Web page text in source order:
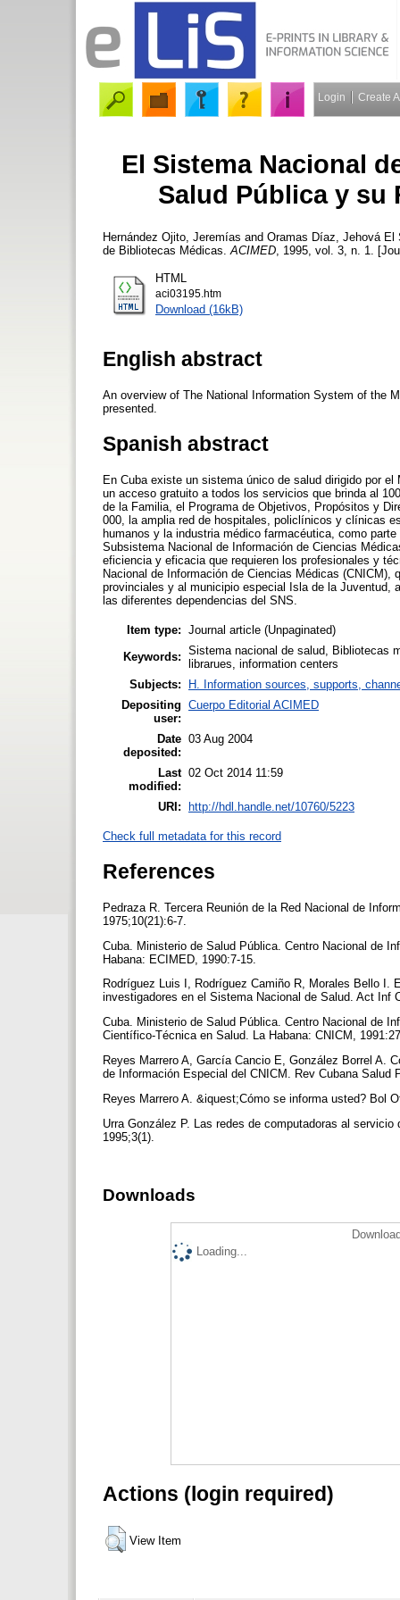
Login Create
El Sistema Nacional
Salud Pública y su
Hernández Ojito, Jeremías and Oramas Díaz, Jehová El
de Bibliotecas Médicas. ACIMED , 1995, vol. 3, n. 1.
HTML
aci03195.htm
Download (16kB)
English abstract
An overview of The National Information System of the
presented.
Spanish abstract
En Cuba existe un sistema único de salud dirigido por
un acceso gratuito a todos los servicios que brinda al
de la Familia, el Programa de Objetivos, Propósitos y
000, la amplia red de hospitales, policlínicos y clínicas
humanos y la industria médico farmacéutica, como
Subsistema Nacional de Información de Ciencias
eficiencia y eficacia que requieren los profesionales y
Nacional de Información de Ciencias Médicas
provinciales y al municipio especial Isla de la Juventud,
las diferentes dependencias del SNS.
Item type: Journal article (Unpaginated)
Keywords: Sistema nacional de salud, Bibliotecas
librarues, information centers
Subjects:
H. Information sources, supports,
Depositing
user:
Cuerpo Editorial ACIMED
Date
deposited:
03 Aug 2004
Last
modified:
02 Oct 2014 11:59
URI: http://hdl.handle.net/10760/5223
Check full metadata for this record
References
Pedraza R. Tercera Reunión de la Red Nacional de
1975;10(21):6-7.
Cuba. Ministerio de Salud Pública. Centro Nacional de
Habana: ECIMED, 1990:7-15.
Rodríguez Luis I, Rodríguez Camiño R, Morales Bello
investigadores en el Sistema Nacional de Salud. Act Inf
Cuba. Ministerio de Salud Pública. Centro Nacional de
Científico-Técnica en Salud. La Habana: CNICM,
Reyes Marrero A, García Cancio E, González Borrel A.
de Información Especial del CNICM. Rev Cubana Salud
Reyes Marrero A. &iquest;Cómo se informa usted? Bol
Urra González P. Las redes de computadoras al
1995;3(1).
Downloads
Loading...
Actions (login required)
View Item